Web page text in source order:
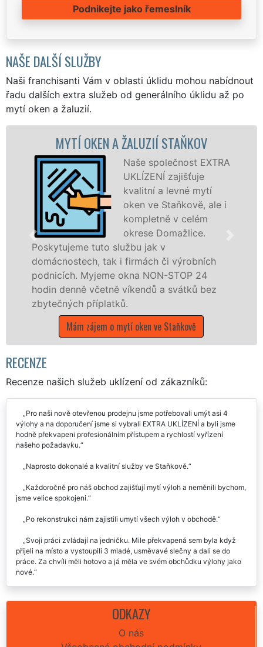
Podnikejte jako řemeslník
NAŠE DALŠÍ SLUŽBY
Naši franchisanti Vám v oblasti úklidu mohou nabídnout
řadu dalších extra služeb od generálního úklidu až po
mytí oken a žaluzií.
A ŽALUZIÍ STAŇKOV
Naše společnost EXTRA
UKLÍZENÍ zajišťuje
kvalitní a levné mytí
oken ve Staňkově, ale i
kompletně v celém
okrese Domažlice.
službu jak v
tak i firmách či výrobních
okna NON-STOP 24
víkendů a svátků bez
o mytí oken ve Staňkově
MYTÍ
kompletní a
okrese
franchisových
státních svátků.
Mám
RECENZE
Recenze našich služeb uklízení od zákazníků:
Pro naši nově otevřenou prodejnu jsme potřebovali umýt asi 4
výlohy a na doporučení jsme si vybrali EXTRA UKLÍZENÍ a byli jsme
hodně překvapeni profesionálním přístupem a rychlostí vyřízení
našeho požadavku.
Naprosto dokonalé a kvalitní služby ve Staňkově.
Každoročně pro náš obchod zajišťují mytí výloh a neměnili bychom,
Po rekonstrukci nám zajistili umytí všech výloh v obchodě.
Svoji práci zvládají na jedničku. Mile překvapená sem byla když
nové.
Necháváme si několikrát do roka umýt výkladní skříně u nás na
krámě ve Staňkově a po několika pokusech s ostatními firmami jsme
konečně narazili na extra úklid a dále hledat nemusíme. Takový
ODKAZY